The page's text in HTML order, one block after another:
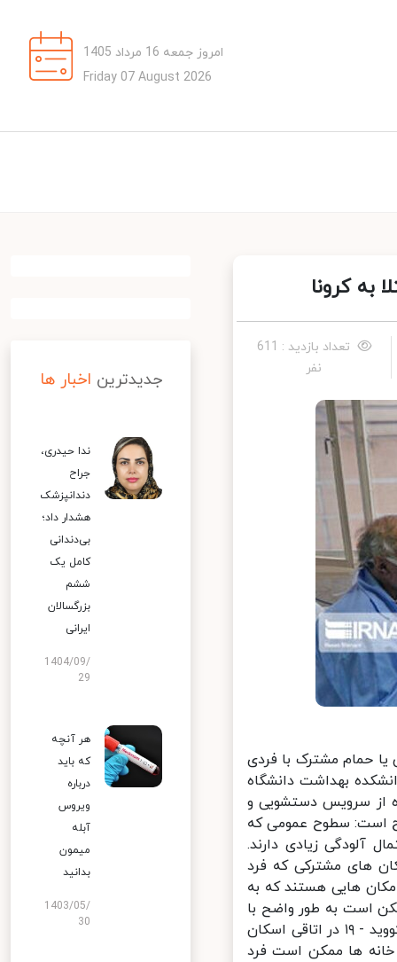
امروز جمعه 16 مرداد 1405
Friday 07 August 2026
کرونا
تعداد بازدید : 611
نفر
حمام مشترک با فردی
و دانشکده بهداشت دانشگاه
از سرویس دستشویی و
به این شرح است: سطوح عمومی که
آلودگی زیادی دارند.
های مشترکی که فرد
هایی هستند که به
است به طور واضح با
مایعات بدن افراد آلوده شوند. به طور کلی توصیه می شود که فرد مبتلا به کووید - ۱۹ در اتاقی اسکان
ها ممکن است فرد
جدیدترین اخبار ها
ندا حیدری،
جراح
دندانپزشک
هشدار داد؛
بی‌دندانی
کامل یک
ششم
بزرگسالان
ایرانی
1404/09/
29
هر آنچه
که باید
درباره
ویروس
آبله
میمون
بدانید
1403/05/
30